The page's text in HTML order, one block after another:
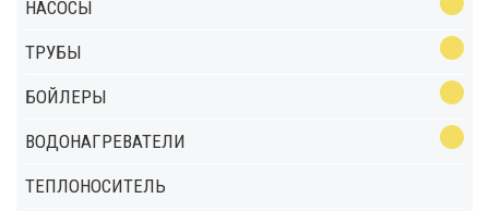
НАСОСЫ
ТРУБЫ
БОЙЛЕРЫ
ВОДОНАГРЕВАТЕЛИ
ТЕПЛОНОСИТЕЛЬ